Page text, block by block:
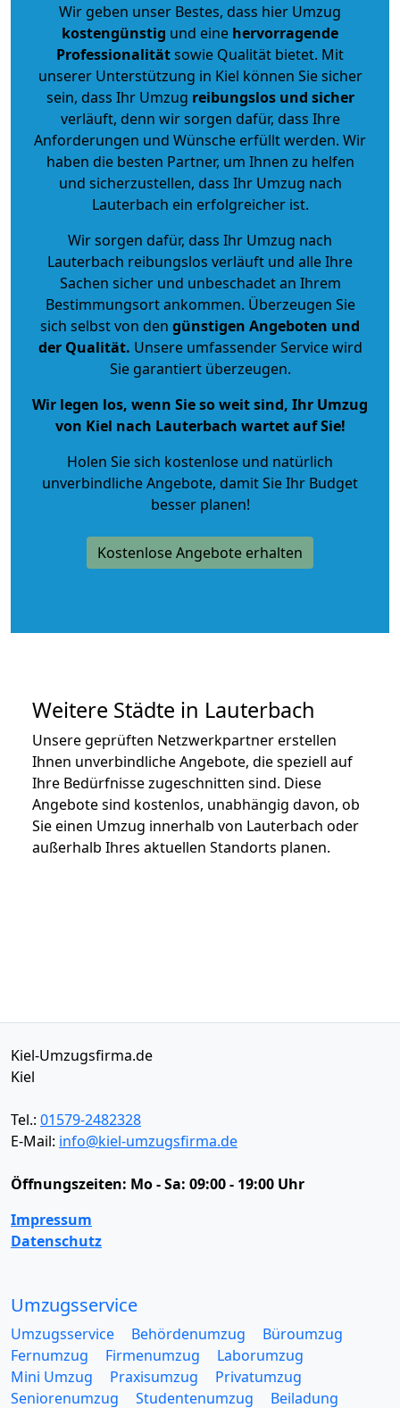
Wir geben unser Bestes, dass hier Umzug
kostengünstig und eine hervorragende
Professionalitätsowie Qualität bietet. Mit
unserer Unterstützung in Kiel können Sie sicher
sein, dass Ihr Umzug reibungslos und sicher
verläuft, denn wir sorgen dafür, dass Ihre
Anforderungen und Wünsche erfüllt werden. Wir
haben die besten Partner, um Ihnen zu helfen
und sicherzustellen, dass Ihr Umzug nach
Lauterbach ein erfolgreicher ist.
Wir sorgen dafür, dass Ihr Umzug nach
Lauterbach reibungslos verläuft und alle Ihre
Sachen sicher und unbeschadet an Ihrem
Bestimmungsort ankommen. Überzeugen Sie
sich selbst von den günstigen Angeboten und
der Qualität. Unsere umfassender Service wird
Sie garantiert überzeugen.
Wir legen los, wenn Sie so weit sind, Ihr Umzug
von Kiel nach Lauterbach wartet auf Sie!
Holen Sie sich kostenlose und natürlich
unverbindliche Angebote, damit Sie Ihr Budget
besser planen!
Kostenlose Angebote erhalten
Weitere Städte in Lauterbach
Unsere geprüften Netzwerkpartner erstellen
Ihnen unverbindliche Angebote, die speziell auf
Ihre Bedürfnisse zugeschnitten sind. Diese
Angebote sind kostenlos, unabhängig davon, ob
Sie einen Umzug innerhalb von Lauterbach oder
außerhalb Ihres aktuellen Standorts planen.
Kiel-Umzugsfirma.de
Kiel
Tel.: 01579-2482328
E-Mail: info@kiel-umzugsfirma.de
Öffnungszeiten: Mo - Sa: 09:00 - 19:00 Uhr
Impressum
Datenschutz
Umzugsservice
Umzugsservice Behördenumzug
Büroumzug
Fernumzug
Firmenumzug
Laborumzug
Mini Umzug
Praxisumzug
Privatumzug
Seniorenumzug
Studentenumzug
Beiladung